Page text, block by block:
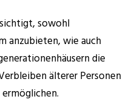
sowohl
anzubieten, wie auch
die
älterer Personen